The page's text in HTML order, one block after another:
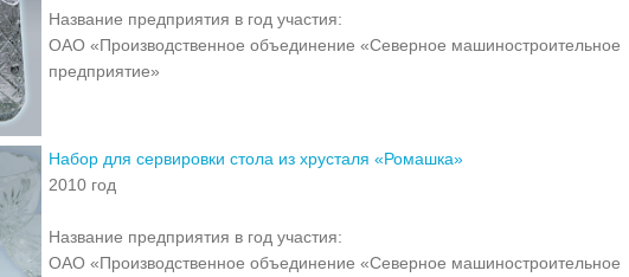
Название предприятия в год участия:
ОАО «Производственное объединение «Северное машиностроительное
предприятие»
Набор для сервировки стола из хрусталя «Ромашка»
2010 год
Название предприятия в год участия:
ОАО «Производственное объединение «Северное машиностроительное